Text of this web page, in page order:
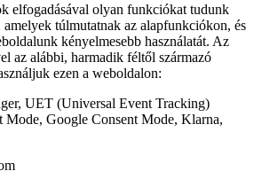
elfogadásával olyan funkciókat tudunk
túlmutatnak az alapfunkciókon, és
kényelmesebb használatát. Az
az alábbi, harmadik féltől származó
ezen a weboldalon:
UET (Universal Event Tracking)
Mode, Google Consent Mode, Klarna,